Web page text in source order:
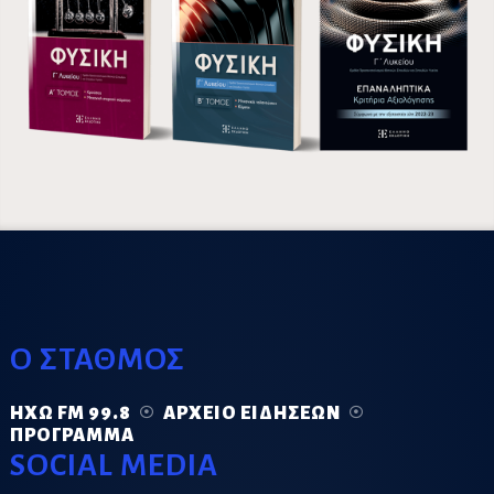
Ο ΣΤΑΘΜΟΣ
ΗΧΏ FM 99.8
ΑΡΧΕΊΟ ΕΙΔΉΣΕΩΝ
ΠΡΌΓΡΑΜΜΑ
SOCIAL MEDIA